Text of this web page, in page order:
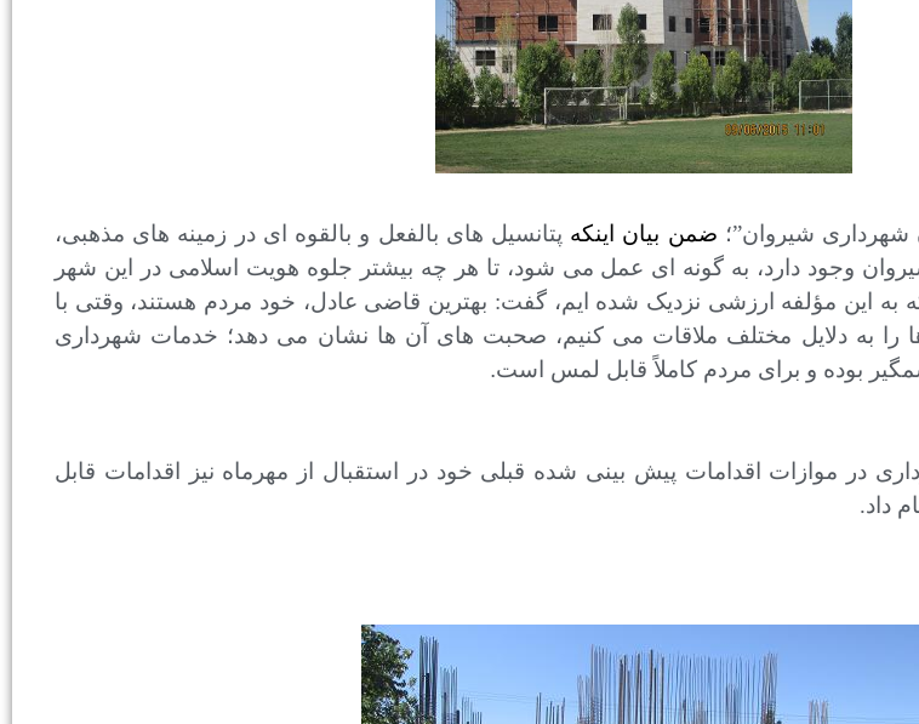
شهرداری شیروان”؛ ضمن بیان اینکه پتانسیل های بالفعل و بالقوه ای در زمینه های مذهبی،
وجود دارد، به گونه ای عمل می شود، تا هر چه بیشتر جلوه هویت اسلامی در این شهر
که به این مؤلفه ارزشی نزدیک شده ایم، گفت: بهترین قاضی عادل، خود مردم هستند، وقتی با
را به دلایل مختلف ملاقات می کنیم، صحبت های آن ها نشان می دهد؛ خدمات شهرداری
بوده و برای مردم کاملاً قابل لمس است.
در موازات اقدامات پیش بینی شده قبلی خود در استقبال از مهرماه نیز اقدامات قابل
داد.